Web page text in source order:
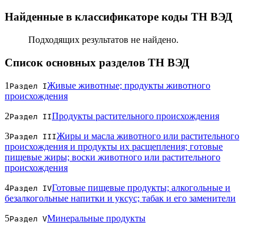
Найденные в классификаторе коды ТН ВЭД
Подходящих результатов не найдено.
Список основных разделов ТН ВЭД
1 Раздел IЖивые животные; продукты животного
происхождения
2Раздел IIПродукты растительного происхождения
3Раздел IIIЖиры и масла животного или растительного
происхождения и продукты их расщепления; готовые
пищевые жиры; воски животного или растительного
происхождения
4Раздел IVГотовые пищевые продукты; алкогольные и
безалкогольные напитки и уксус; табак и его заменители
5Раздел VМинеральные продукты